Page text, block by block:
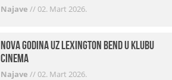
Najave //02. Mart 2026.
Nova godina uz Lexington bend u klubu
Cinema
Najave //02. Mart 2026.